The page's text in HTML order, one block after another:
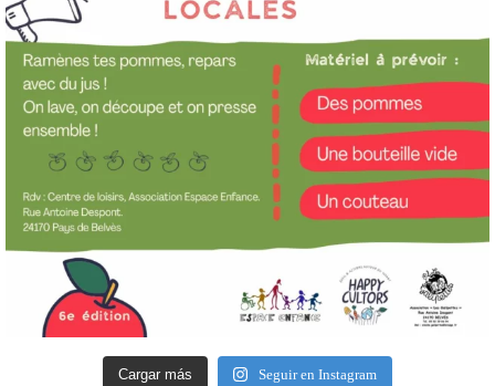
Cargar más Seguir en Instagram